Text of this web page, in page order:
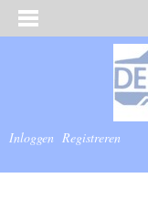
Inloggen Registreren